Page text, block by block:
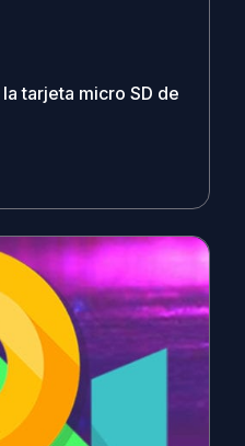
tarjeta micro SD de